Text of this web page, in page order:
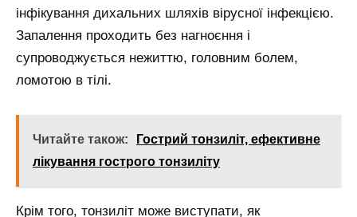
інфікування дихальних шляхів вірусної інфекцією.
Запалення проходить без нагноєння і
супроводжується нежиттю, головним болем,
ломотою в тілі.
Читайте також:
Гострий тонзиліт, ефективне
лікування гострого тонзиліту
Крім того, тонзиліт може виступати, як